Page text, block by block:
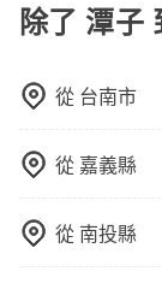
除了 潭子
從 台南市
從 嘉義縣
從 南投縣